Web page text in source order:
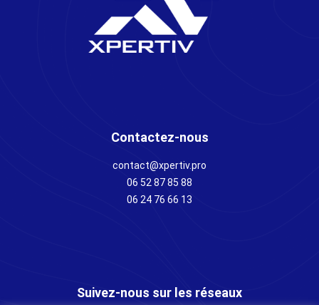
Contactez-nous
contact@xpertiv.pro
06 52 87 85 88
06 24 76 66 13
Suivez-nous sur les réseaux